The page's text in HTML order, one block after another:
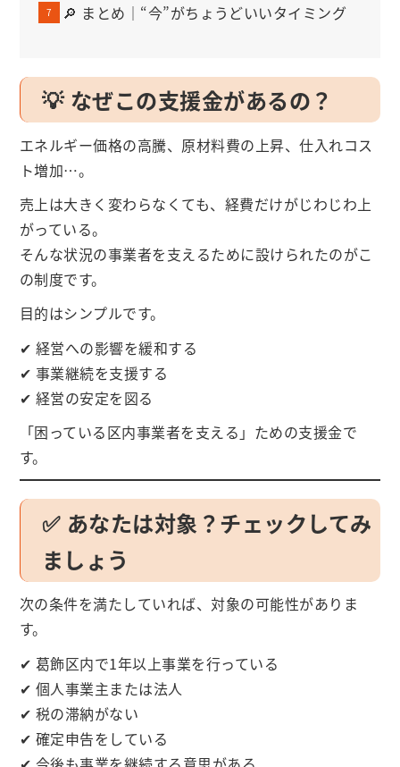
🔎 まとめ｜“今”がちょうどいいタイミング
💡 なぜこの支援金があるの？
エネルギー価格の高騰、原材料費の上昇、仕入れコス
ト増加…。
売上は大きく変わらなくても、経費だけがじわじわ上
がっている。
そんな状況の事業者を支えるために設けられたのがこ
の制度です。
目的はシンプルです。
✔ 経営への影響を緩和する
✔ 事業継続を支援する
✔ 経営の安定を図る
「困っている区内事業者を支える」ための支援金で
す。
✅ あなたは対象？チェックしてみ
ましょう
次の条件を満たしていれば、対象の可能性がありま
す。
✔ 葛飾区内で1年以上事業を行っている
✔ 個人事業主または法人
✔ 税の滞納がない
✔ 確定申告をしている